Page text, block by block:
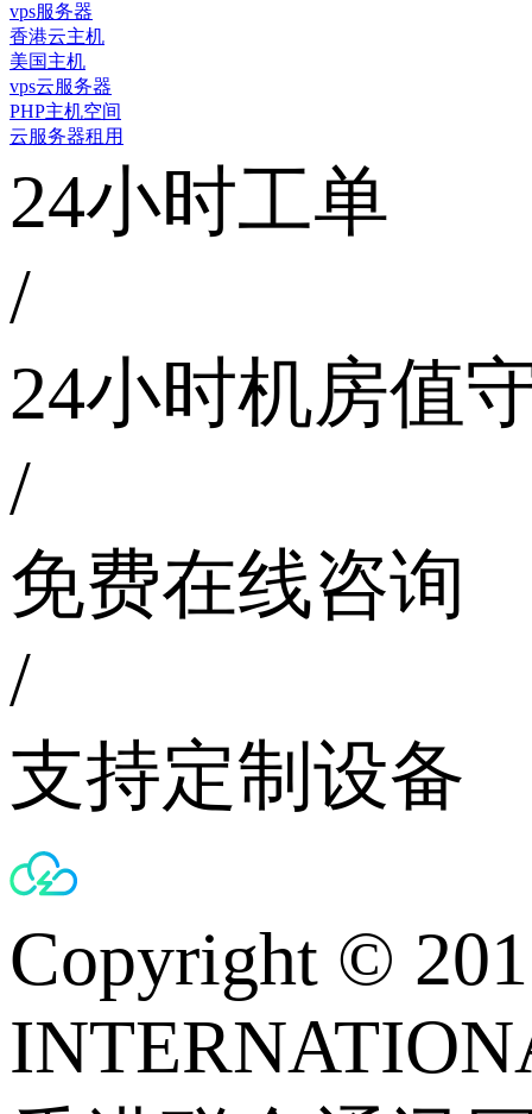
vps服务器
香港云主机
美国主机
vps云服务器
PHP主机空间
云服务器租用
24小时工单
/
24小时机房值
/
免费在线咨询
/
支持定制设备
Copyright ©